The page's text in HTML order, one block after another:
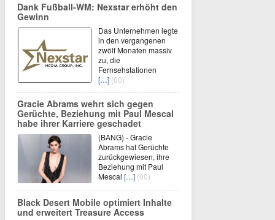
Dank Fußball-WM: Nexstar erhöht den
Gewinn
Das Unternehmen legte
in den vergangenen
zwölf Monaten massiv
zu, die
Fernsehstationen
[…] (00)
Gracie Abrams wehrt sich gegen
Gerüchte, Beziehung mit Paul Mescal
habe ihrer Karriere geschadet
(BANG) - Gracie
Abrams hat Gerüchte
zurückgewiesen, ihre
Beziehung mit Paul
Mescal […] (00)
Black Desert Mobile optimiert Inhalte
und erweitert Treasure Access